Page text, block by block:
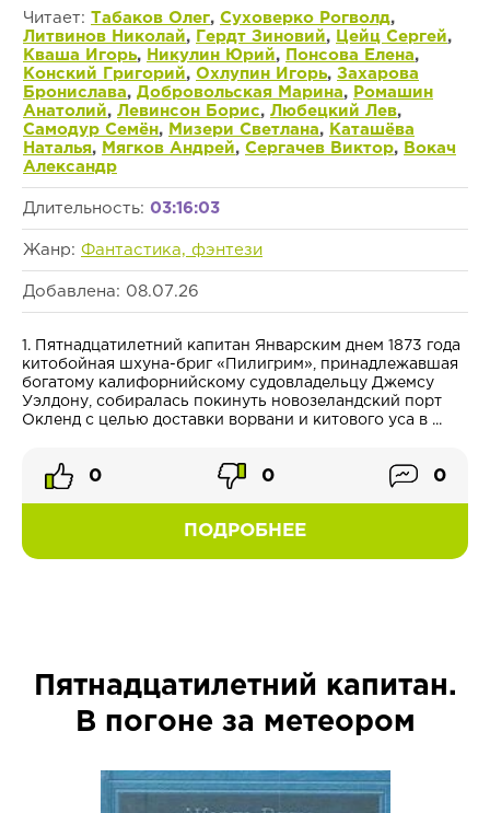
Читает: Табаков Олег, Суховерко Рогволд,
Литвинов Николай, Гердт Зиновий, Цейц Сергей,
Кваша Игорь, Никулин Юрий, Понсова Елена,
Конский Григорий, Охлупин Игорь, Захарова
Бронислава, Добровольская Марина,
Ромашин
Анатолий, Левинсон Борис, Любецкий Лев,
Самодур Семён, Мизери Светлана,
Каташёва
Наталья, Мягков Андрей, Сергачев Виктор,
Вокач
Александр
Длительность: 03:16:03
Жанр: Фантастика, фэнтези
Добавлена: 08.07.26
1. Пятнадцатилетний капитан Январским днем 1873 года
китобойная шхуна-бриг «Пилигрим», принадлежавшая
богатому калифорнийскому судовладельцу Джемсу
Уэлдону, собиралась покинуть новозеландский порт
Окленд с целью доставки ворвани и китового уса в ...
ПОДРОБНЕЕ
0 0 0
Пятнадцатилетний капитан.
В погоне за метеором